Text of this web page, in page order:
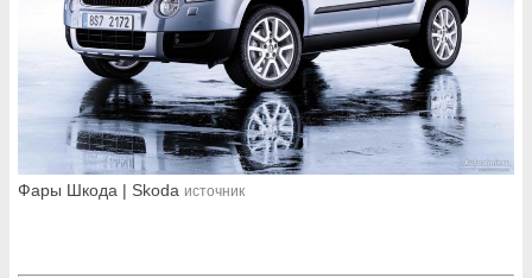
Фары Шкода | Skoda источник